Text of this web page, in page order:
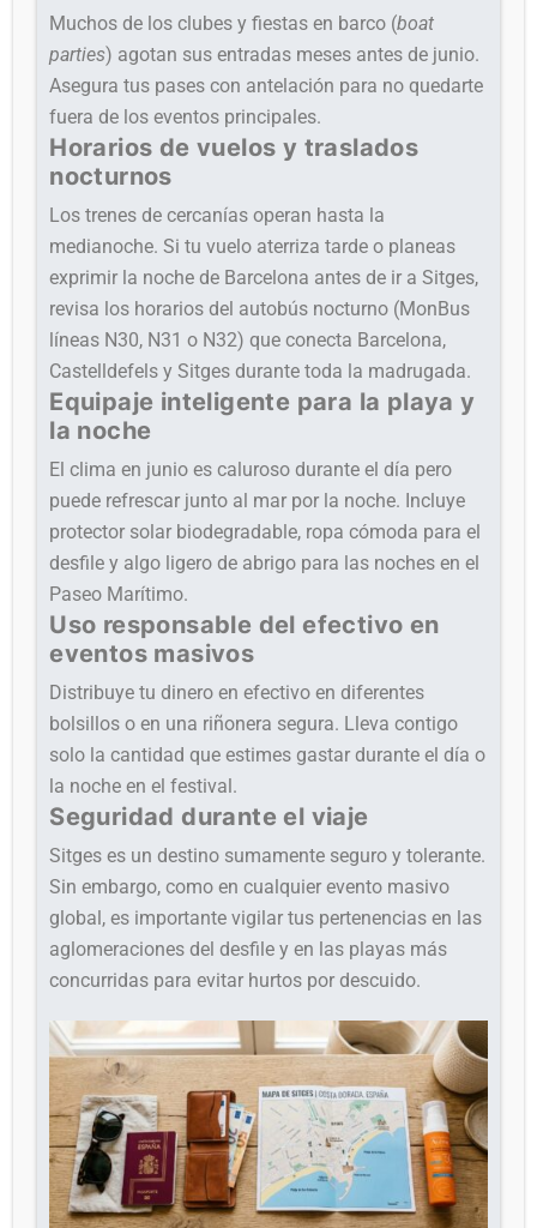
Muchos de los clubes y fiestas en barco (boat
parties) agotan sus entradas meses antes de junio.
Asegura tus pases con antelación para no quedarte
fuera de los eventos principales.
Horarios de vuelos y traslados
nocturnos
Los trenes de cercanías operan hasta la
medianoche. Si tu vuelo aterriza tarde o planeas
exprimir la noche de Barcelona antes de ir a Sitges,
revisa los horarios del autobús nocturno (MonBus
líneas N30, N31 o N32) que conecta Barcelona,
Castelldefels y Sitges durante toda la madrugada.
Equipaje inteligente para la playa y
la noche
El clima en junio es caluroso durante el día pero
puede refrescar junto al mar por la noche. Incluye
protector solar biodegradable, ropa cómoda para el
desfile y algo ligero de abrigo para las noches en el
Paseo Marítimo.
Uso responsable del efectivo en
eventos masivos
Distribuye tu dinero en efectivo en diferentes
bolsillos o en una riñonera segura. Lleva contigo
solo la cantidad que estimes gastar durante el día o
la noche en el festival.
Seguridad durante el viaje
Sitges es un destino sumamente seguro y tolerante.
Sin embargo, como en cualquier evento masivo
global, es importante vigilar tus pertenencias en las
aglomeraciones del desfile y en las playas más
concurridas para evitar hurtos por descuido.